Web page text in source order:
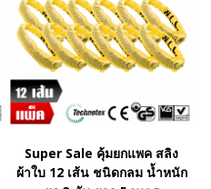
Super Sale คุ้มยกแพค สลิง
ผ้าใบ 12 เส้น ชนิดกลม น้ำหนัก